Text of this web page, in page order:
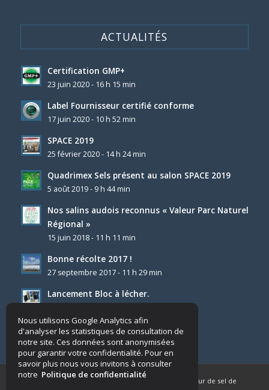
ACTUALITÉS
Certification GMP+
23 juin 2020 - 16 h 15 min
Label Fournisseur certifié conforme
17 juin 2020 - 10 h 52 min
SPACE 2019
25 février 2020 - 14 h 24 min
Quadrimex Sels présent au salon SPACE 2019
5 août 2019 - 9 h 44 min
Nos salins audois reconnus « Valeur Parc Naturel
Régional »
15 juin 2018 - 11 h 11 min
Bonne récolte 2017 !
27 septembre 2017 - 11 h 29 min
Lancement Bloc à lécher.
© Copyright - Quadrimex Sels - Producteur & fournisseur de sel de
Nous utilisons Google Analytics afin
d'analyser les statistiques de consultation de
notre site. Ces données sont anonymisées
pour garantir votre confidentialité. Pour en
savoir plus nous vous invitons à consulter
notre Politique de confidentialité